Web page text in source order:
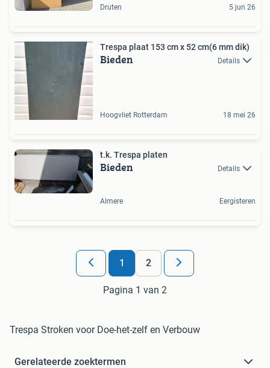
Druten 5 jun 26
Trespa plaat 153 cm x 52 cm(6 mm dik)
Bieden Details
Hoogvliet Rotterdam 18 mei 26
t.k. Trespa platen
Bieden Details
Almere Eergisteren
1 2
Pagina 1 van 2
Trespa Stroken voor Doe-het-zelf en Verbouw
Gerelateerde zoektermen